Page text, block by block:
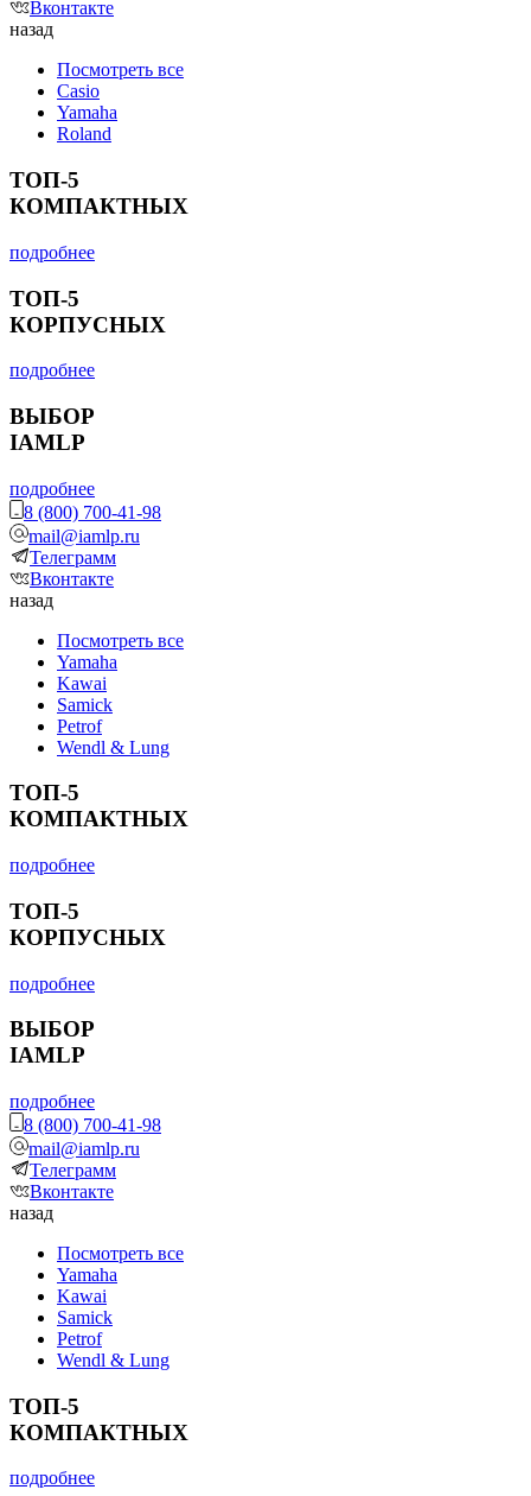
Вконтакте
назад
Посмотреть все
Casio
Yamaha
Roland
ТОП-5
КОМПАКТНЫХ
подробнее
ТОП-5
КОРПУСНЫХ
подробнее
ВЫБОР
IAMLP
подробнее
8 (800) 700-41-98
mail@iamlp.ru
Телеграмм
Вконтакте
назад
Посмотреть все
Yamaha
Kawai
Samick
Petrof
Wendl & Lung
ТОП-5
КОМПАКТНЫХ
подробнее
ТОП-5
КОРПУСНЫХ
подробнее
ВЫБОР
IAMLP
подробнее
8 (800) 700-41-98
mail@iamlp.ru
Телеграмм
Вконтакте
назад
Посмотреть все
Yamaha
Kawai
Samick
Petrof
Wendl & Lung
ТОП-5
КОМПАКТНЫХ
подробнее